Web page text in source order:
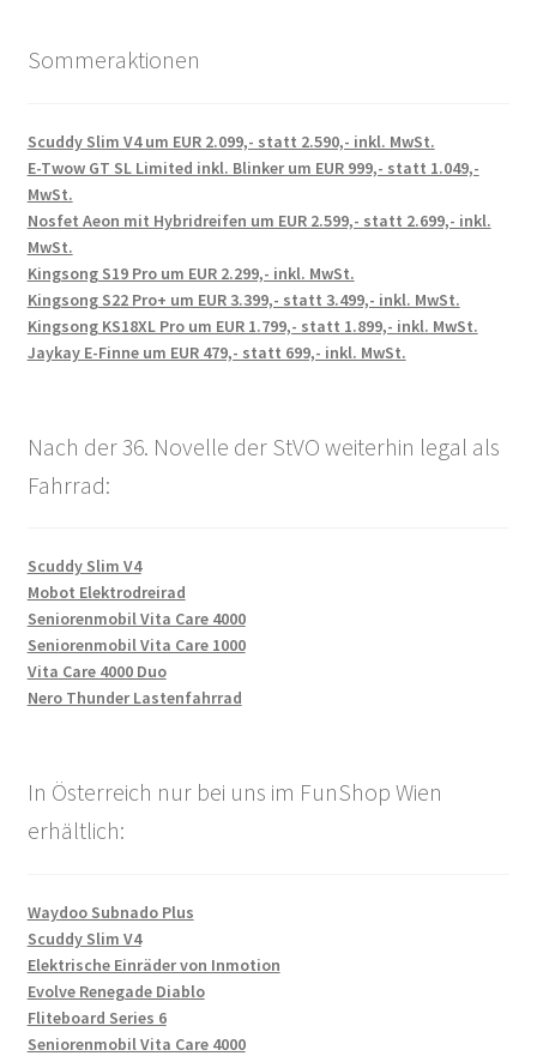
Sommeraktionen
Scuddy Slim V4 um EUR 2.099,- statt 2.590,- inkl. MwSt.
E-Twow GT SL Limited inkl. Blinker um EUR 999,- statt 1.049,-
MwSt.
Nosfet Aeon mit Hybridreifen um EUR 2.599,- statt 2.699,- inkl.
MwSt.
Kingsong S19 Pro um EUR 2.299,- inkl. MwSt.
Kingsong S22 Pro+ um EUR 3.399,- statt 3.499,- inkl. MwSt.
Kingsong KS18XL Pro um EUR 1.799,- statt 1.899,- inkl. MwSt.
Jaykay E-Finne um EUR 479,- statt 699,- inkl. MwSt.
Nach der 36. Novelle der StVO weiterhin legal als
Fahrrad:
Scuddy Slim V4
Mobot Elektrodreirad
Seniorenmobil Vita Care 4000
Seniorenmobil Vita Care 1000
Vita Care 4000 Duo
Nero Thunder Lastenfahrrad
In Österreich nur bei uns im FunShop Wien
erhältlich:
Waydoo Subnado Plus
Scuddy Slim V4
Elektrische Einräder von Inmotion
Evolve Renegade Diablo
Fliteboard Series 6
Seniorenmobil Vita Care 4000